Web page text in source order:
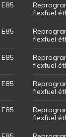
flexfuel
flexfuel
flexfuel
flexfuel
flexfuel